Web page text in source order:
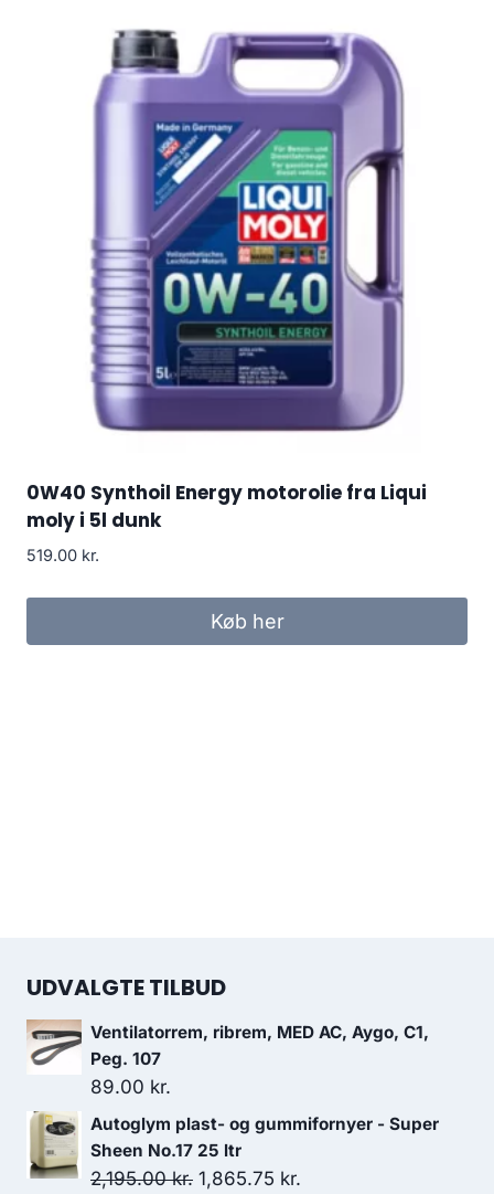
0W40 Synthoil Energy motorolie fra Liqui
moly i 5l dunk
519.00 kr.
Køb her
UDVALGTE TILBUD
Ventilatorrem, ribrem, MED AC, Aygo, C1,
Peg. 107
89.00 kr.
Autoglym plast- og gummifornyer - Super
Sheen No.17 25 ltr
2,195.00kr. Den
1,865.75 kr.